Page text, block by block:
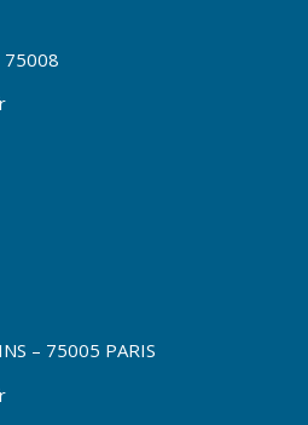
75008
– 75005 PARIS